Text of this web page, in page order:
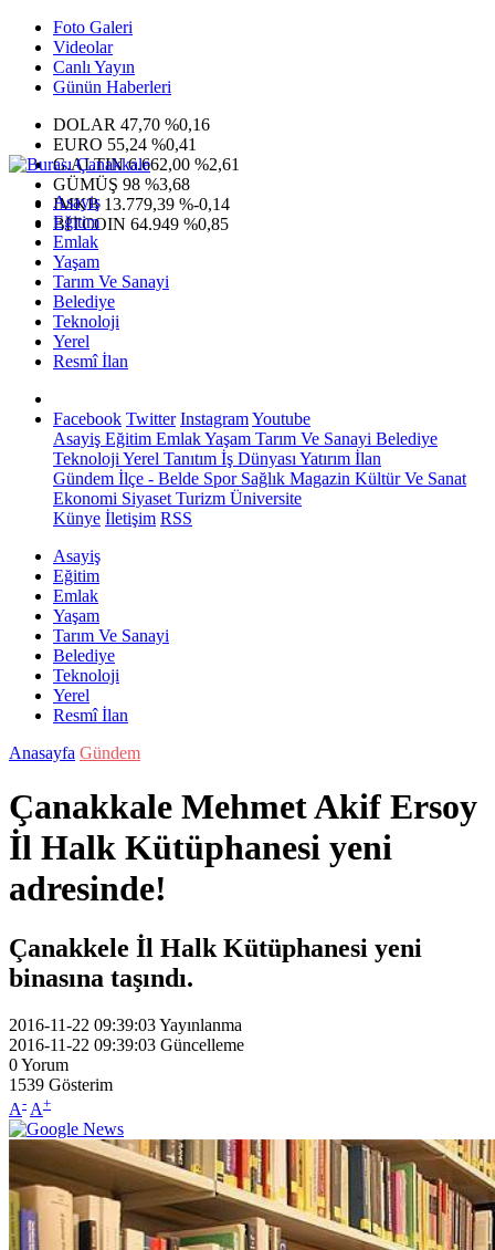
Foto Galeri
Videolar
Canlı Yayın
Günün Haberleri
DOLAR 47,70 %0,16
EURO 55,24 %0,41
G.ALTIN6.662,00 %2,61
GÜMÜŞ 98 %3,68
IMKB 13.779,39 %-0,14
BITCOIN 64.949 %0,85
Asayiş
Eğitim
Emlak
Yaşam
Tarım Ve Sanayi
Belediye
Teknoloji
Yerel
Resmî İlan
Facebook Twitter InstagramYoutube
Asayiş Eğitim EmlakYaşam Tarım Ve Sanayi Belediye
Teknoloji Yerel Tanıtım İş Dünyası Yatırım İlan
Gündem İlçe - Belde SporSağlık Magazin Kültür Ve Sanat
Ekonomi Siyaset Turizm Üniversite
Künye İletişim RSS
Asayiş
Eğitim
Emlak
Yaşam
Tarım Ve Sanayi
Belediye
Teknoloji
Yerel
Resmî İlan
Anasayfa Gündem
Çanakkale Mehmet Akif Ersoy
İl Halk Kütüphanesi yeni
adresinde!
Çanakkele İl Halk Kütüphanesi yeni
binasına taşındı.
2016-11-22 09:39:03Yayınlanma
2016-11-22 09:39:03 Güncelleme
0Yorum
1539 Gösterim
A- A+